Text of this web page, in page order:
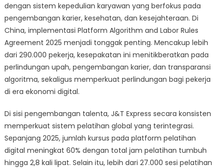
dengan sistem kepedulian karyawan yang berfokus pada
pengembangan karier, kesehatan, dan kesejahteraan. Di
China, implementasi Platform Algorithm and Labor Rules
Agreement 2025 menjadi tonggak penting. Mencakup lebih
dari 290.000 pekerja, kesepakatan ini menitikberatkan pada
perlindungan upah, pengembangan karier, dan transparansi
algoritma, sekaligus memperkuat perlindungan bagi pekerja
di era ekonomi digital.
Di sisi pengembangan talenta, J&T Express secara konsisten
memperkuat sistem pelatihan global yang terintegrasi.
Sepanjang 2025, jumlah kursus pada platform pelatihan
digital meningkat 60% dengan total jam pelatihan tumbuh
hingga 2,8 kali lipat. Selain itu, lebih dari 27.000 sesi pelatihan